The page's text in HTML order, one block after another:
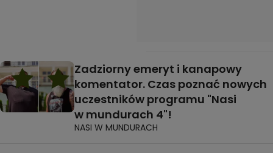
Zadziorny emeryt i kanapowy
komentator. Czas poznać nowych
uczestników programu "Nasi
w mundurach 4"!
NASI W MUNDURACH